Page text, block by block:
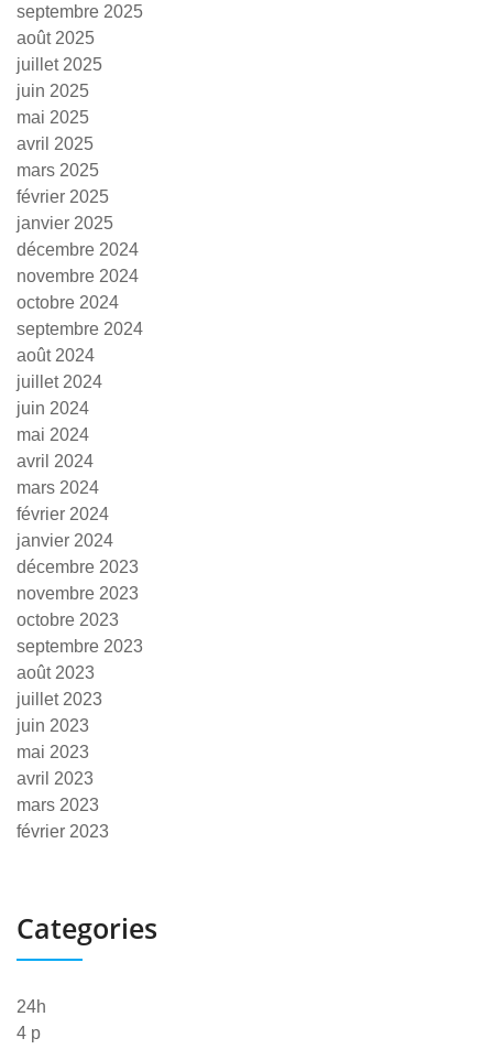
septembre 2025
août 2025
juillet 2025
juin 2025
mai 2025
avril 2025
mars 2025
février 2025
janvier 2025
décembre 2024
novembre 2024
octobre 2024
septembre 2024
août 2024
juillet 2024
juin 2024
mai 2024
avril 2024
mars 2024
février 2024
janvier 2024
décembre 2023
novembre 2023
octobre 2023
septembre 2023
août 2023
juillet 2023
juin 2023
mai 2023
avril 2023
mars 2023
février 2023
Categories
24h
4 p